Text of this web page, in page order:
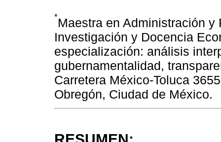
*Maestra en Administración
Investigación y Docencia
especialización: análisis
gubernamentalidad,
Carretera México-Toluca
Obregón, Ciudad de México.